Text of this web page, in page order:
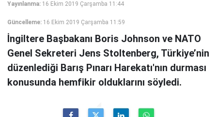
Yayınlanma: 16 Ekim 2019 Çarşamba 11:44
Güncelleme: 16 Ekim 2019 Çarşamba 11:59
İngiltere Başbakanı Boris Johnson ve NATO
Genel Sekreteri Jens Stoltenberg, Türkiye’nin
düzenlediği Barış Pınarı Harekatı'nın durması
konusunda hemfikir olduklarını söyledi.